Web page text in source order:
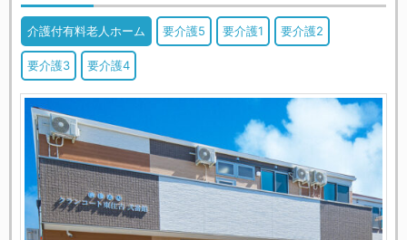
介護付有料老人ホーム 要介護5 要介護1 要介護2
要介護3 要介護4